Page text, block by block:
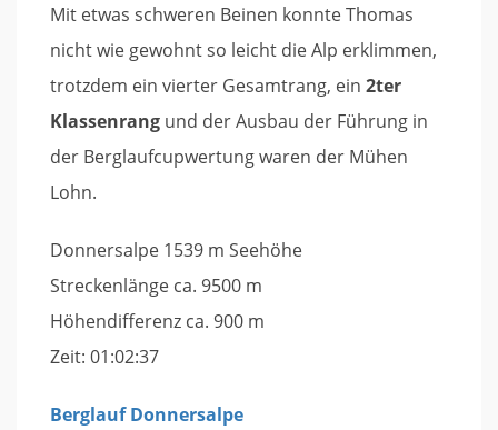
Mit etwas schweren Beinen konnte Thomas
nicht wie gewohnt so leicht die Alp erklimmen,
trotzdem ein vierter Gesamtrang, ein 2ter
Klassenrang und der Ausbau der Führung in
der Berglaufcupwertung waren der Mühen
Lohn.
Donnersalpe 1539 m Seehöhe
Streckenlänge ca. 9500 m
Höhendifferenz ca. 900 m
Zeit: 01:02:37
Berglauf Donnersalpe